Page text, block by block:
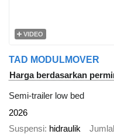
VIDEO
TAD MODULMOVER
Harga berdasarkan
Semi-trailer low bed
2026
Suspensi hidraulik